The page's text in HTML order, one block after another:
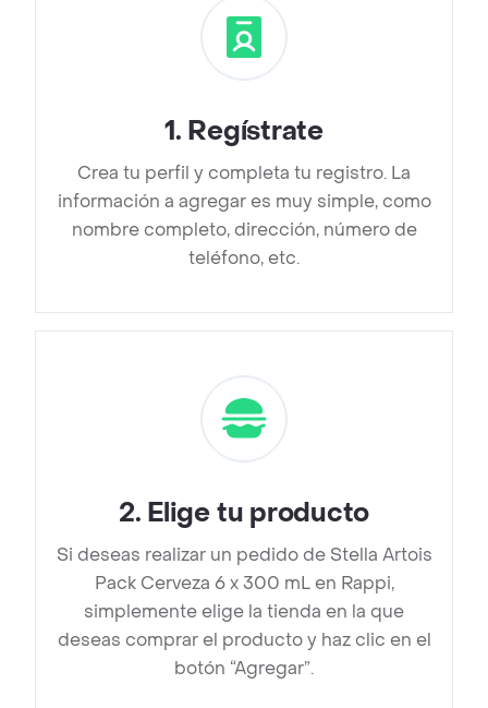
1. Regístrate
Crea tu perfil y completa tu registro. La
información a agregar es muy simple, como
nombre completo, dirección, número de
teléfono, etc.
2. Elige tu producto
Si deseas realizar un pedido de Stella Artois
Pack Cerveza 6 x 300 mL en Rappi,
simplemente elige la tienda en la que
deseas comprar el producto y haz clic en el
botón “Agregar”.